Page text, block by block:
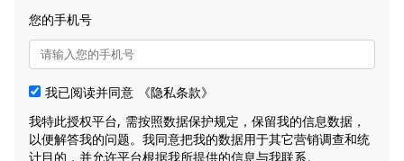
您的手机号
我已阅读并同意
《隐私条款》
我特此授权平台, 需按照数据保护规定，保留我的信息数据，
以便解答我的问题。我同意把我的数据用于其它营销调查和统
计目的，并允许平台根据我所提供的信息与我联系。